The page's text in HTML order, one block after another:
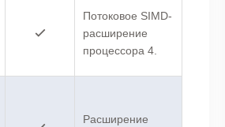
Потоковое SIMD-
расширение
процессора 4.
Расширение